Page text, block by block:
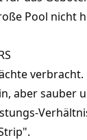
Pool nicht
verbracht.
aber sauber